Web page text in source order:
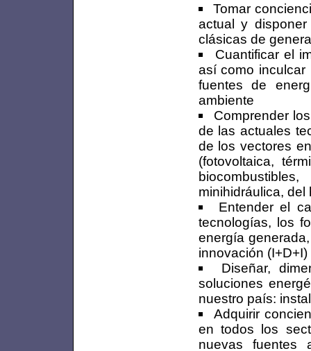
Tomar
actual y
clásicas de
Cuantificar el
así como
fuentes de
ambiente
Comprender
de las actuales
de los vectores
(fotovoltaica,
minihidráulica,
Entender el
tecnologías, los
energía
innovación
Diseñar,
soluciones
nuestro país:
Adquirir
en todos los
nuevas fuentes